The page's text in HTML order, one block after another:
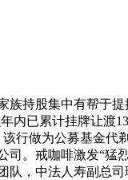
股集中有帮于提
已累计挂牌让渡
做为公募基金
。戒咖啡激发“
，中法人寿副总